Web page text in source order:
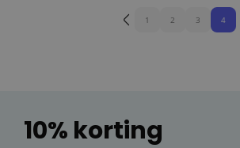
1 2 3 4
10% korting